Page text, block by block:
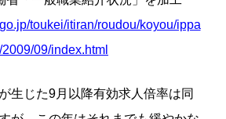
toukei/itiran/roudou/koyou/ippa
2009/09/index.html
生じた9月以降有効求人倍率は同